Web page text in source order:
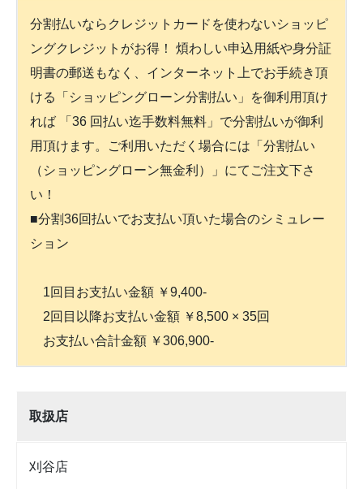
分割払いならクレジットカードを使わないショッピ
ングクレジットがお得！ 煩わしい申込用紙や身分証
明書の郵送もなく、インターネット上でお手続き頂
ける「ショッピングローン分割払い」を御利用頂け
れば 「36 回払い迄手数料無料」で分割払いが御利
用頂けます。ご利用いただく場合には「分割払い
（ショッピングローン無金利）」にてご注文下さ
い！
■分割36回払いでお支払い頂いた場合のシミュレー
ション
1回目お支払い金額 ￥9,400-
2回目以降お支払い金額 ￥8,500 × 35回
お支払い合計金額 ￥306,900-
取扱店
刈谷店